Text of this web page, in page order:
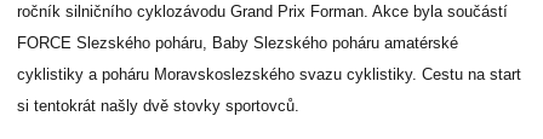
ročník silničního cyklozávodu Grand Prix Forman. Akce byla součástí
FORCE Slezského poháru, Baby Slezského poháru amatérské
cyklistiky a poháru Moravskoslezského svazu cyklistiky. Cestu na start
si tentokrát našly dvě stovky sportovců.